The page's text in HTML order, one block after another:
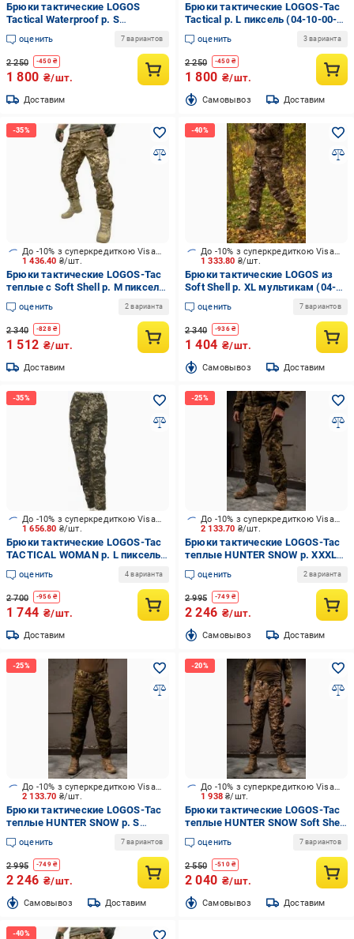
Брюки тактические LOGOS
Tactical Waterproof р. S
мультикам темный (04-10-00-
0007)оценить 7 вариантов
2 250 -450₴
1 800 ₴/шт.
Доставим
Брюки тактические LOGOS-Tac
Tactical р. L пиксель (04-10-00-
0007)
оценить 3 варианта
2 250 -450₴
1 800 ₴/шт.
Cамовывоз Доставим
1 436.40 ₴/шт.
До -10% з суперкредиткою Visa Вигода
Брюки тактические LOGOS-Tac
теплые c Soft Shell р. M пиксель
(04-10-00-0004)
оценить 2 варианта
2 340 -828₴
1 512 ₴/шт.
Доставим
1 333.80 ₴/шт.
До -10% з суперкредиткою Visa Вигода
Брюки тактические LOGOS из
Soft Shell р. XL мультикам (04-
10-00-0004)
оценить 7 вариантов
2 340 -936₴
1 404 ₴/шт.
Cамовывоз Доставим
1 656.80 ₴/шт.
До -10% з суперкредиткою Visa Вигода
Брюки тактические LOGOS-Tac
TACTICAL WOMAN р. L пиксель
(04-10-00-0018)
оценить 4 варианта
2 700 -956₴
1 744 ₴/шт.
Доставим
2 133.70 ₴/шт.
До -10% з суперкредиткою Visa Вигода
Брюки тактические LOGOS-Tac
теплые HUNTER SNOW р. XXXL
пиксель (04-10-00-0019)
оценить 2 варианта
2 995 -749₴
2 246 ₴/шт.
Cамовывоз Доставим
2 133.70 ₴/шт.
До -10% з суперкредиткою Visa Вигода
Брюки тактические LOGOS-Tac
теплые HUNTER SNOW р. S
мультикам темный (04-10-00-
0019)оценить 7 вариантов
2 995 -749₴
2 246 ₴/шт.
Cамовывоз Доставим
1 938₴/шт.
До -10% з суперкредиткою Visa Вигода
Брюки тактические LOGOS-Tac
теплые HUNTER SNOW Soft Shell
р. L пиксель (04-10-00-0022)
оценить 7 вариантов
2 550 -510₴
2 040 ₴/шт.
Cамовывоз Доставим